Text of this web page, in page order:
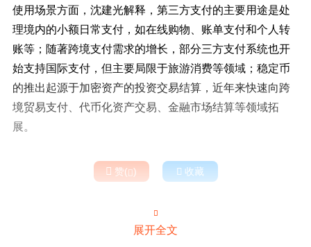
使用场景方面，沈建光解释，第三方支付的主要用途是处
理境内的小额日常支付，如在线购物、账单支付和个人转
账等；随著跨境支付需求的增长，部分三方支付系统也开
始支持国际支付，但主要局限于旅游消费等领域；稳定币
的推出起源于加密资产的投资交易结算，近年来快速向跨
境贸易支付、代币化资产交易、金融市场结算等领域拓
展。
 赞()  收藏

展开全文